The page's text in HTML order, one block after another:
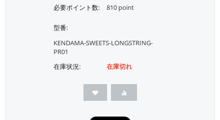
必要ポイント数:
810 point
型番:
KENDAMA-SWEETS-LONGSTRING-
PR01
在庫状況:
在庫切れ